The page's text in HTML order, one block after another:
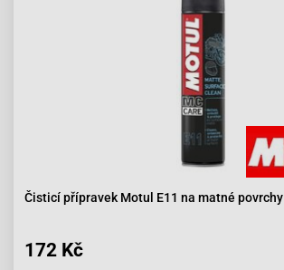
Čisticí přípravek Motul E11 na matné povrchy
172 Kč